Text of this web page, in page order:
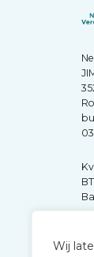
Wij